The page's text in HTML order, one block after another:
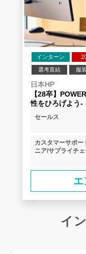
インターン
選考直結 服
企業研究
日本HP
【28卒】
性をひろげよう‐
セールス
カスタマーサポー
ニア/サプライチ
エ
イ